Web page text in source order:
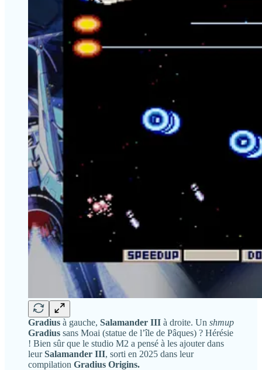
Gradius à gauche, Salamander III à droite. Un shmup
Gradius sans Moai (statue de l’île de Pâques) ? Hérésie
! Bien sûr que le studio M2 a pensé à les ajouter dans
leurSalamander III, sorti en 2025 dans leur
compilation Gradius Origins.